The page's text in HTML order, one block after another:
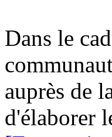
Dans le
auprès de
d'élaborer